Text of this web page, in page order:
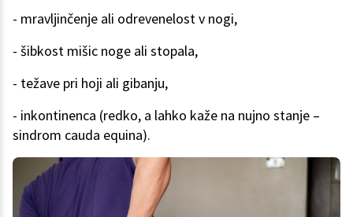
- mravljinčenje ali odrevenelost v nogi,
- šibkost mišic noge ali stopala,
- težave pri hoji ali gibanju,
- inkontinenca (redko, a lahko kaže na nujno stanje –
sindrom cauda equina).